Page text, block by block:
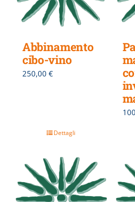
Abbinamento
cibo-vino
250,00 €
Dettagli